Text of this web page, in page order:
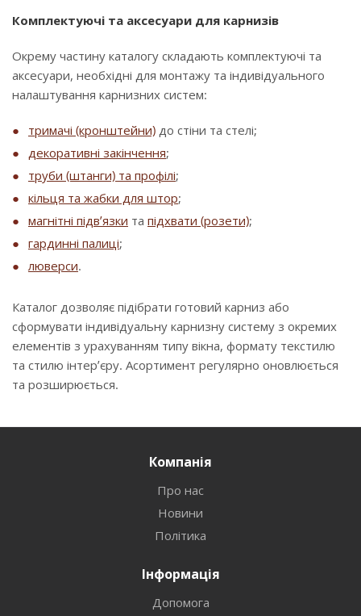
Комплектуючі та аксесуари для карнизів
Окрему частину каталогу складають комплектуючі та
аксесуари, необхідні для монтажу та індивідуального
налаштування карнизних систем:
тримачі (кронштейни) до стіни та стелі;
декоративні закінчення;
труби (штанги) та профілі;
кільця та жабки для штор;
магнітні підв’язки та підхвати (розети);
гардинні палиці;
люверси.
Каталог дозволяє підібрати готовий карниз або
сформувати індивідуальну карнизну систему з окремих
елементів з урахуванням типу вікна, формату текстилю
та стилю інтер’єру. Асортимент регулярно оновлюється
та розширюється.
Компанія
Про нас
Новини
Політика
Інформація
Допомога